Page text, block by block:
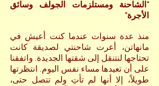
"الشاحنة ومستلزمات الجولف وسائق
الأجرة"
منذ عدة سنوات عندما كنت أعيش في
مانهاتن، أعرت شاحنتي لصديقة كانت
تحتاجها لنتنقل إلى شقتها الجديدة. واتفقنا
على أن تعيدها مساء نفس اليوم. انتظرتها
طويلاً، إلا أنها لم تأتِ ولم تتصل حتى،